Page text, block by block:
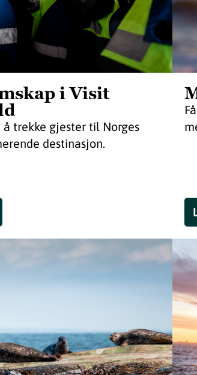
i Visit
å trekke gjester til Norges
destinasjon.